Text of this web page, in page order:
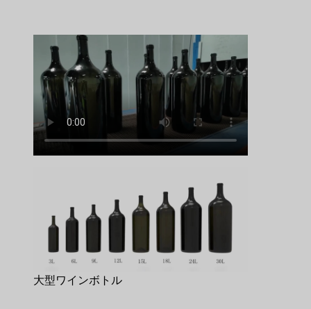
大型ワインボトル